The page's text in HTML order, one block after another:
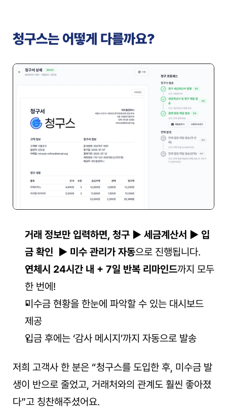
청구스는 어떻게 다를까요?
거래 정보만 입력하면, 청구 ▶ 세금계산서 ▶ 입
금 확인  ▶ 미수 관리가 자동으로 진행됩니다.
연체시 24시간 내 + 7일 반복 리마인드까지 모두
한 번에!
미수금 현황을 한눈에 파악할 수 있는 대시보드
제공
입금 후에는 ‘감사 메시지’까지 자동으로 발송
저희 고객사 한 분은 “청구스를 도입한 후, 미수금 발
생이 반으로 줄었고, 거래처와의 관계도 훨씬 좋아졌
다”고 칭찬해주셨어요.